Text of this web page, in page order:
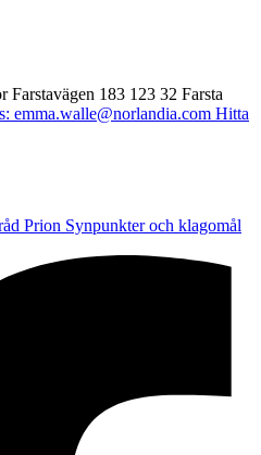
Farstavägen 183 123 32 Farsta
emma.walle@norlandia.com Hitta
Prion Synpunkter och klagomål